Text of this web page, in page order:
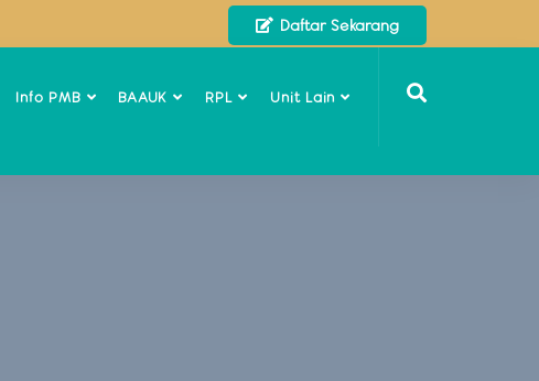
Daftar Sekarang
Info PMB BAAUK RPL Unit Lain